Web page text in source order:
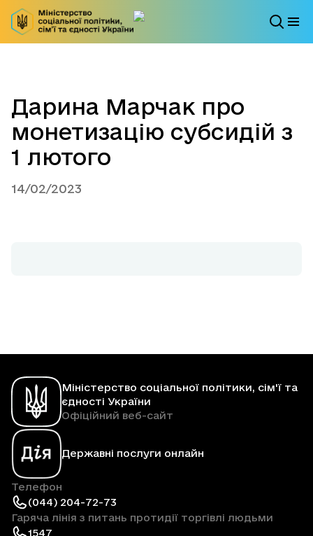
Дарина Марчак про
монетизацію субсидій з
1 лютого
14/02/2023
Міністерство соціальної політики, сім'ї та
єдності України
Офіційний веб-сайт
Державні послуги онлайн
Телефон
(044) 204-72-73
Гаряча лінія з питань протидії торгівлі людьми
1547